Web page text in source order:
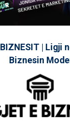
| Ligji
Biznesin